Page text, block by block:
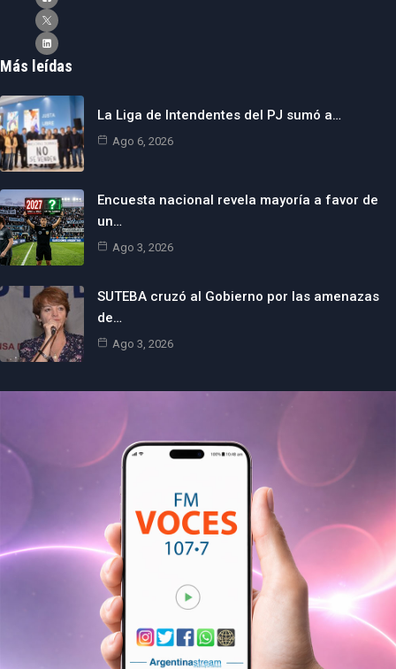
Más leídas
La Liga de Intendentes del PJ sumó a…
Ago 6, 2026
Encuesta nacional revela mayoría a favor de
un…
Ago 3, 2026
SUTEBA cruzó al Gobierno por las amenazas
de…
Ago 3, 2026